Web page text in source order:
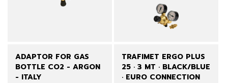
ADAPTOR FOR GAS
BOTTLE CO2 - ARGON
- ITALY
TRAFIMET ERGO PLUS
25 · 3 MT · BLACK/BLUE
· EURO CONNECTION